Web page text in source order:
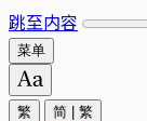
跳至内容
菜单
繁 简 繁